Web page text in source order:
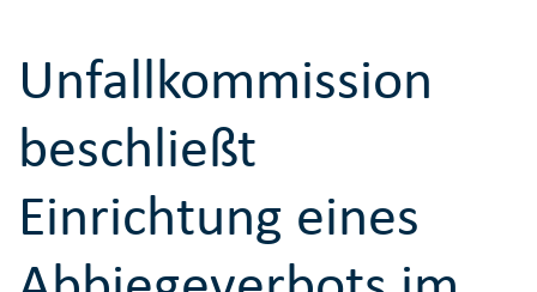
Unfallkommission
beschließt
Einrichtung eines